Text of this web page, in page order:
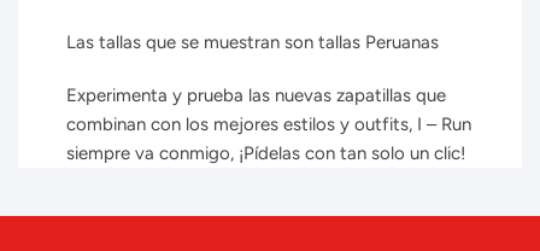
Las tallas que se muestran son tallas Peruanas
Experimenta y prueba las nuevas zapatillas que
combinan con los mejores estilos y outfits, I – Run
siempre va conmigo, ¡Pídelas con tan solo un clic!